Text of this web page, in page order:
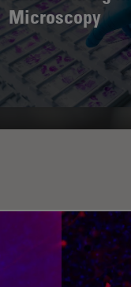
Microscopy